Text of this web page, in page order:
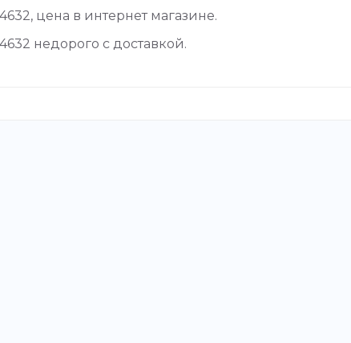
цена в интернет магазине.
недорого с доставкой.